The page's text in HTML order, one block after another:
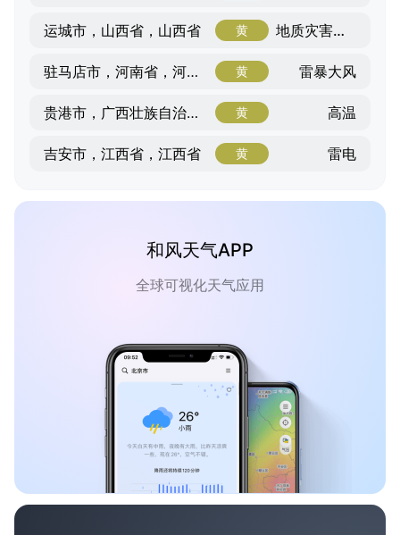
运城市，山西省，山西省 黄 地质灾害气象风险
驻马店市，河南省，河南省 黄 雷暴大风
贵港市，广西壮族自治区，广西壮族自治区 黄 高温
吉安市，江西省，江西省 黄 雷电
和风天气APP
全球可视化天气应用